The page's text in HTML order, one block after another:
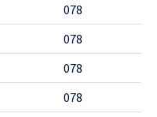
078
078
078
078